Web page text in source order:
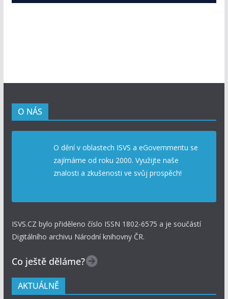
O NÁS
O dění v oblastech ISVS a eGovernmentu se
zajímáme od roku 2000. Využijte naše
znalosti a zkušenosti ve svůj prospěch!
ISVS.CZ bylo přiděleno číslo ISSN 1802-6575 a je součástí
Digitálního archivu Národní knihovny ČR.
Co ještě děláme?
AKTUÁLNĚ